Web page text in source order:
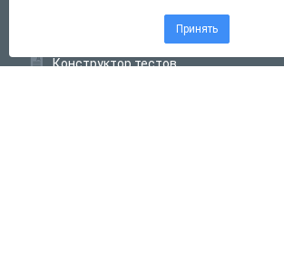
Конструктор тестов
Принять